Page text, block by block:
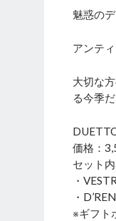
魅惑の
アンテ
大切な
る今季
価格：
セット
・
・
※ギフト